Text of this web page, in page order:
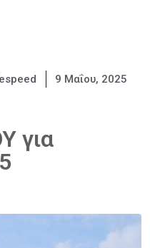
9 Μαΐου, 2025
για